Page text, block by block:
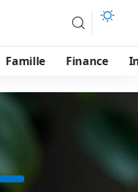
Famille Finance